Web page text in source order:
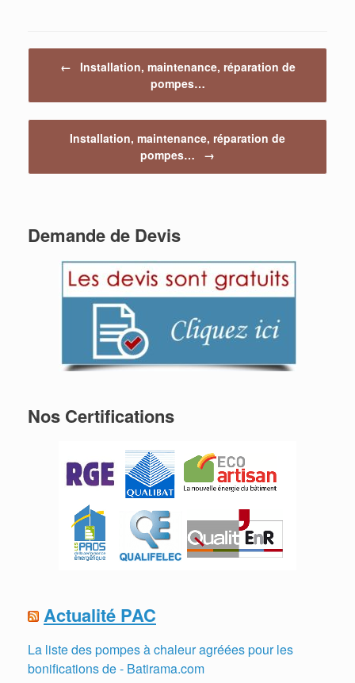
←
Installation, maintenance, réparation de
pompes…
Installation, maintenance, réparation de
pompes…
→
Demande de Devis
Nos Certifications
Actualité PAC
La liste des pompes à chaleur agréées pour les
bonifications de - Batirama.com